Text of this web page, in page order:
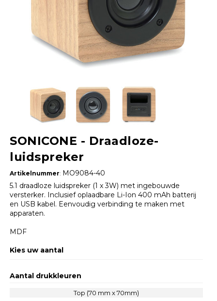
SONICONE - Draadloze-
luidspreker
Artikelnummer: MO9084-40
5.1 draadloze luidspreker (1 x 3W) met ingebouwde
versterker. Inclusief oplaadbare Li-Ion 400 mAh batterij
en USB kabel. Eenvoudig verbinding te maken met
apparaten.
MDF
Kies uw aantal
Aantal drukkleuren
Top (70 mm x 70mm)